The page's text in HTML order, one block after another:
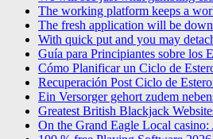
The working platform keeps a
The fresh application will be
With quick put and you may
Guía para Principiantes sobre los
Cómo Planificar un Ciclo de
Recuperación Post Ciclo de
Ein Versorger gehort zudem
Greatest British Blackjack
On the Grand Eagle Local